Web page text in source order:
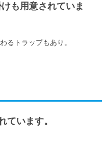
も用意されていま
るトラップもあり。
ています。